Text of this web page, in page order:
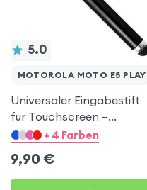
5.0
MOTOROLA MOTO E5 PLAY
Universaler Eingabestift
für Touchscreen –
Schwarz für Motorola
+ 4 Farben
9,90 €